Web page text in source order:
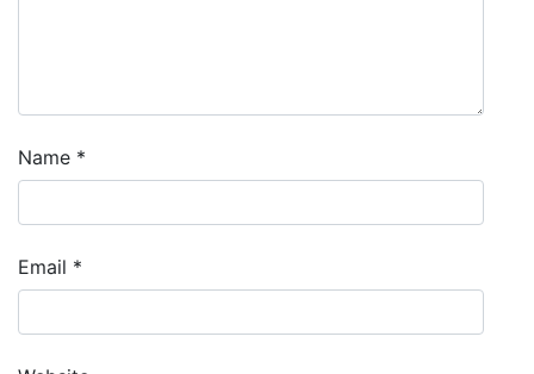
Name *
Email *